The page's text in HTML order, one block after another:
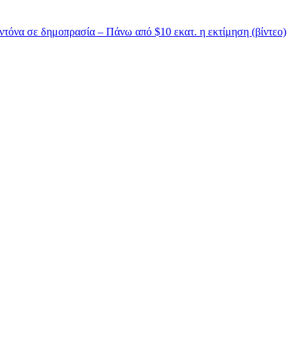
σε δημοπρασία – Πάνω από $10 εκατ. η εκτίμηση (βίντεο)